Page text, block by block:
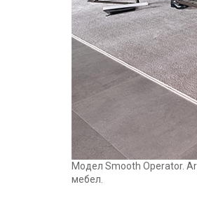
Mодел Smooth Operator.
мебел.